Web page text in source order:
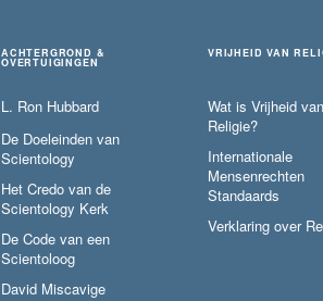
ACHTERGROND &
OVERTUIGINGEN
L. Ron Hubbard
De Doeleinden van
Scientology
Het Credo van de
Scientology Kerk
De Code van een
Scientoloog
David Miscavige
VRIJHEID VAN
Wat is Vrijheid van
Religie?
Internationale
Mensenrechten
Standaards
Verklaring over